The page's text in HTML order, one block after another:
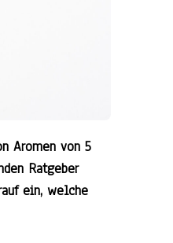
Aromen von 5
Ratgeber
ein, welche